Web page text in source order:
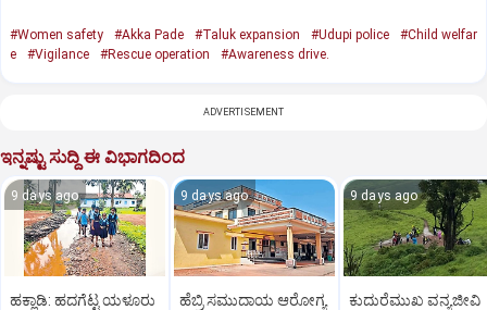
#Women safety #Akka Pade #Taluk expansion #Udupi police
#Child welfar
e
#Vigilance #Rescue operation #Awareness drive.
ADVERTISEMENT
ಇನ್ನಷ್ಟು ಸುದ್ದಿ ಈ ವಿಭಾಗದಿಂದ
9 days ago
ಹಕ್ಲಾಡಿ: ಹದಗೆಟ್ಟ ಯಳೂರು
9 days ago
ಹೆಬ್ರಿ ಸಮುದಾಯ ಆರೋಗ್ಯ
9 days ago
ಕುದುರೆಮುಖ ವನ್ಯಜೀವಿ